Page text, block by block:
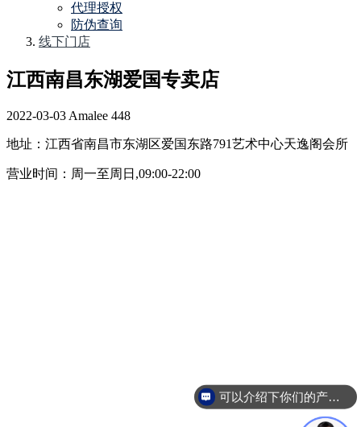
代理授权
防伪查询
线下门店
江西南昌东湖爱国专卖店
2022-03-03 Amalee 448
地址：江西省南昌市东湖区爱国东路791艺术中心天逸阁会所
营业时间：周一至周日,09:00-22:00
可以介绍下你们的产品么